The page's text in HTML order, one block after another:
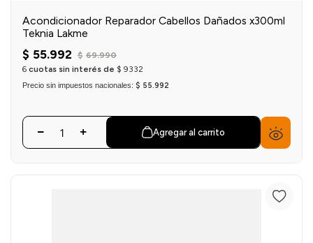
Acondicionador Reparador Cabellos Dañados x300ml
Teknia Lakme
$ 55.992 $ 69.990
6 cuotas sin interés de $ 9332
Precio sin impuestos nacionales: $ 55.992
Agregar al carrito